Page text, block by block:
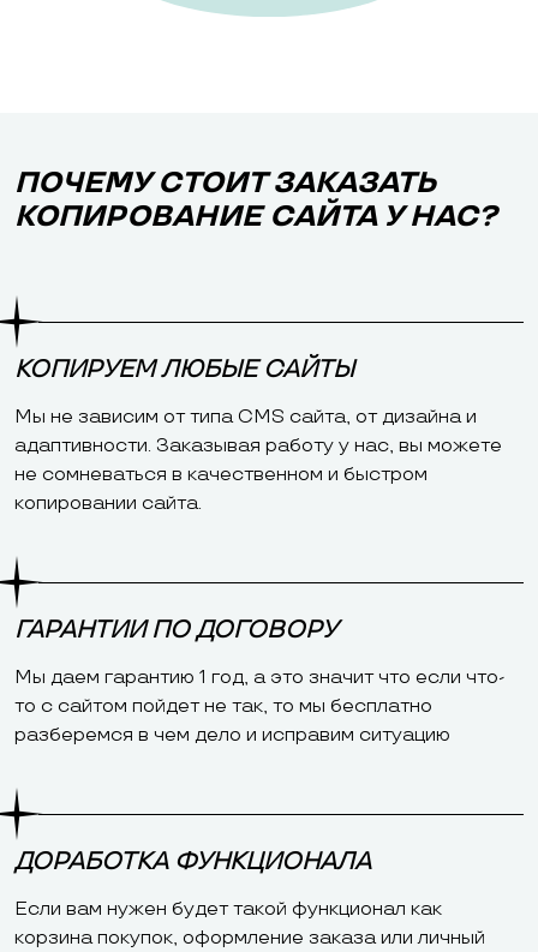
ПОЧЕМУ СТОИТ ЗАКАЗАТЬ
КОПИРОВАНИЕ САЙТА У НАС?
КОПИРУЕМ ЛЮБЫЕ САЙТЫ
Мы не зависим от типа CMS сайта, от дизайна и
адаптивности. Заказывая работу у нас, вы можете
не сомневаться в качественном и быстром
копировании сайта.
ГАРАНТИИ ПО ДОГОВОРУ
Мы даем гарантию 1 год, а это значит что если что-
то с сайтом пойдет не так, то мы бесплатно
разберемся в чем дело и исправим ситуацию
ДОРАБОТКА ФУНКЦИОНАЛА
Если вам нужен будет такой функционал как
корзина покупок, оформление заказа или личный